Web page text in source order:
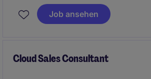
appartements avec services et des
représenterez également le
équipes dans l'analyse de potentiels
Job ansehen
Cloud Sales Consultant